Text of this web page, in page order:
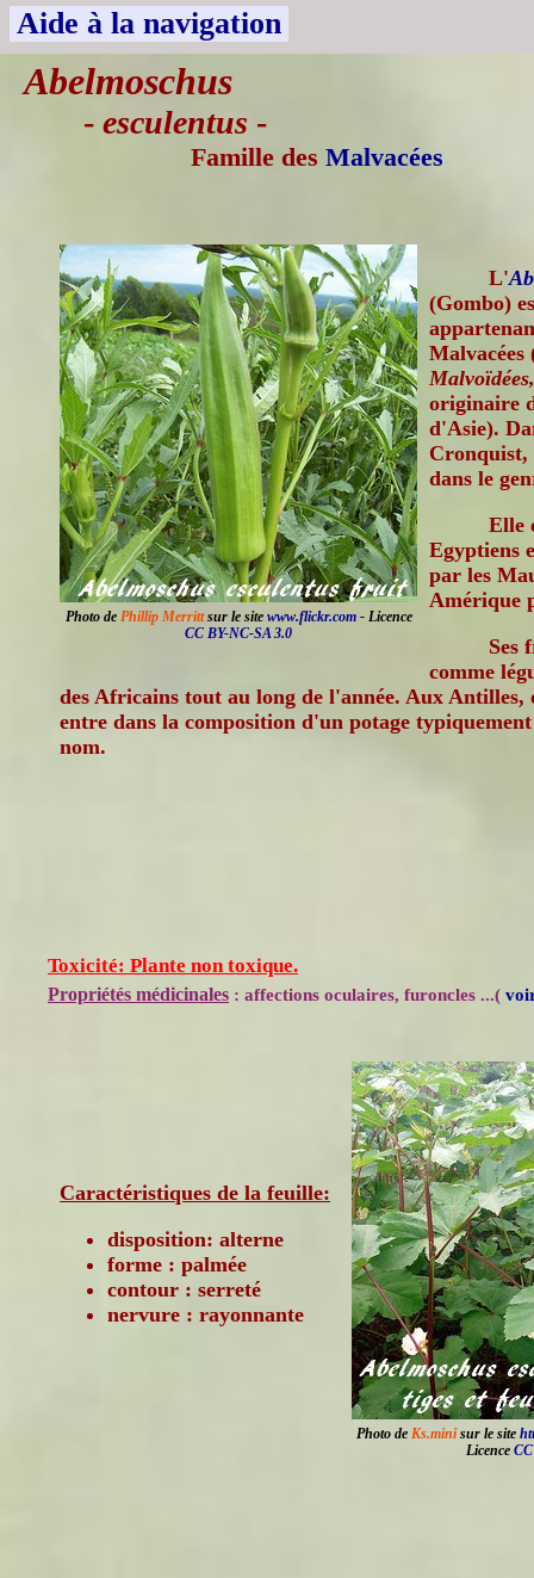
Aide à la navigation
Abelmoschus
- esculentus -
Famille des Malvacées
Photo de Phillip Merrittsur le site www.flickr.com- Licence
CC BY-NC-SA 3.0
L'
(Gombo)
Malvacées
originaire
d'Asie).
Cronquist,
dans le
Elle
Egyptiens
par les
Amérique
Ses
comme
des Africains tout au long de l'année. Aux Antilles,
entre dans la composition d'un potage
nom.
Toxicité: Plante non toxique.
Propriétés médicinales : affections oculaires, furoncles ...(
Photo de Ks.minisur le site
Licence
Caractéristiques de la feuille:
disposition: alterne
forme : palmée
contour : serreté
nervure : rayonnante